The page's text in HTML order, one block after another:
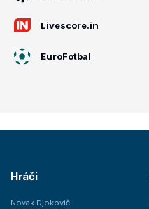
Livescore.in
EuroFotbal
Hráči
Novak Djokovič